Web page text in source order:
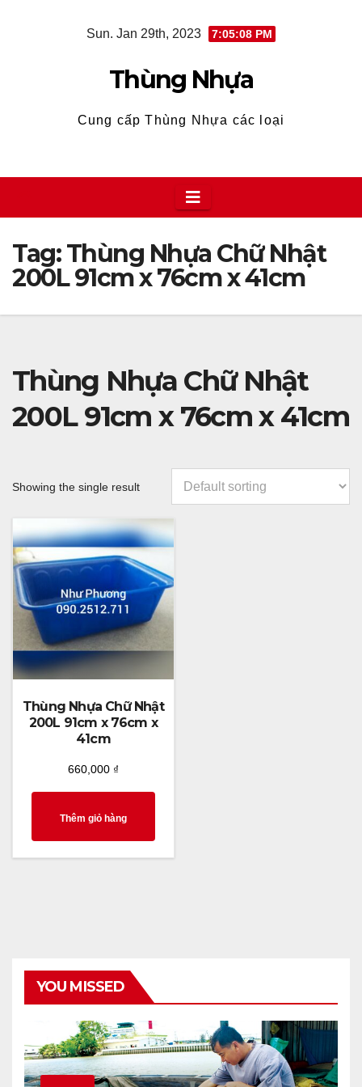
Sun. Jan 29th, 2023 7:05:09 PM
Thùng Nhựa
Cung cấp Thùng Nhựa các loại
Tag:Thùng Nhựa Chữ Nhật
200L 91cm x 76cm x 41cm
Thùng Nhựa Chữ Nhật
200L 91cm x 76cm x 41cm
Showing the single result
Thùng Nhựa Chữ Nhật
200L 91cm x 76cm x
41cm
660,000 ₫
Thêm giỏ hàng
YOU MISSED